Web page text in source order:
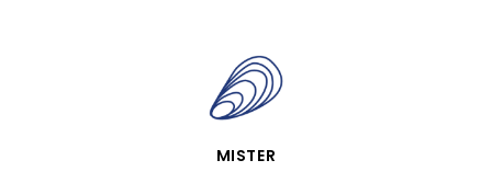
VISTA RÁPIDA
MISTER